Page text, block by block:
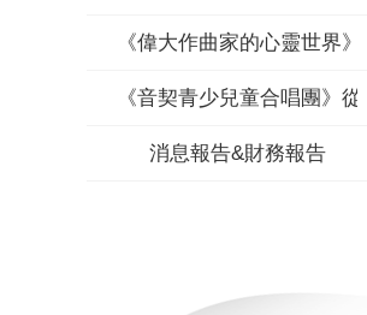
《偉大作曲家的心靈世界》
《音契青少兒童合唱團》
消息報告&財務報告